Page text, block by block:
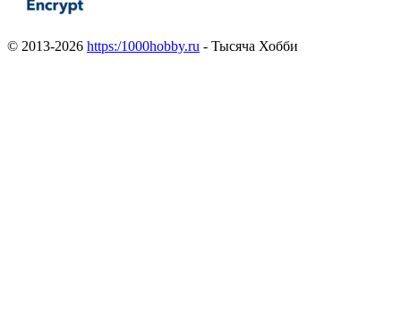
© 2013-2026 https:/1000hobby.ru - Тысяча Хобби